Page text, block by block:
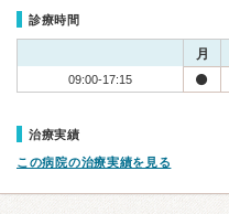
診療時間
月
09:00-17:15
治療実績
この病院の治療実績を見る